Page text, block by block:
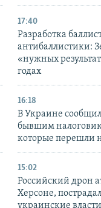
17:40
Разработка
антибаллистики:
«нужных
годах
16:18
В Украине
бывшим
которые перешли
15:02
Российский дрон
Херсоне,
украинские власти